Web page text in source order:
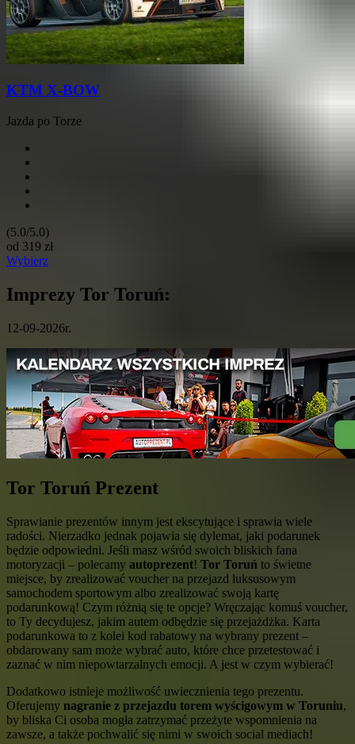
KTM X-BOW
Jazda po Torze
(5.0/5.0)
od 319 zł
Wybierz
Imprezy Tor Toruń:
12-09-2026r.
Tor Toruń Prezent
Sprawianie prezentów innym jest ekscytujące i sprawia wiele
radości. Nierzadko jednak pojawia się dylemat, jaki podarunek
będzie odpowiedni. Jeśli masz wśród swoich bliskich fana
motoryzacji – polecamy autoprezent! Tor Toruń to świetne
miejsce, by zrealizować voucher na przejazd luksusowym
samochodem sportowym albo zrealizować swoją kartę
podarunkową! Czym różnią się te opcje? Wręczając komuś voucher,
to Ty decydujesz, jakim autem odbędzie się przejażdżka. Karta
podarunkowa to z kolei kod rabatowy na wybrany prezent –
obdarowany sam może wybrać auto, które chce przetestować i
zaznać w nim niepowtarzalnych emocji. A jest w czym wybierać!
Dodatkowo istnieje możliwość uwiecznienia tego prezentu.
Oferujemy nagranie z przejazdu torem wyścigowym w Toruniu,
by bliska Ci osoba mogła zatrzymać przeżyte wspomnienia na
zawsze, a także pochwalić się nimi w swoich social mediach!